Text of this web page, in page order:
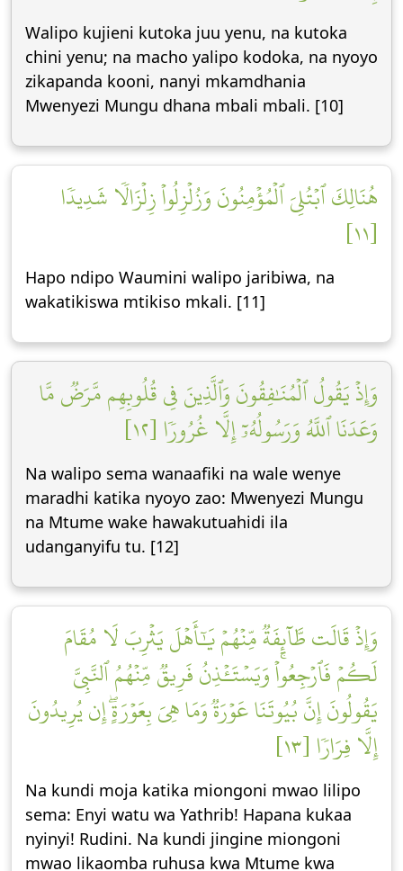
Walipo kujieni kutoka juu yenu, na kutoka
chini yenu; na macho yalipo kodoka, na nyoyo
zikapanda kooni, nanyi mkamdhania
Mwenyezi Mungu dhana mbali mbali. [10]
هُنَالِكَ ٱبۡتُلِيَ ٱلۡمُؤۡمِنُونَ وَزُلۡزِلُواْ زِلۡزَالٗا شَدِيدٗا
[١١]
Hapo ndipo Waumini walipo jaribiwa, na
wakatikiswa mtikiso mkali. [11]
وَإِذۡ يَقُولُ ٱلۡمُنَٰفِقُونَ وَٱلَّذِينَ فِي قُلُوبِهِم مَّرَضٞ مَّا
وَعَدَنَا ٱللَّهُ وَرَسُولُهُۥٓ إِلَّا غُرُورٗا [١٢]
Na walipo sema wanaafiki na wale wenye
maradhi katika nyoyo zao: Mwenyezi Mungu
na Mtume wake hawakutuahidi ila
udanganyifu tu. [12]
وَإِذۡ قَالَت طَّآئِفَةٞ مِّنۡهُمۡ يَٰٓأَهۡلَ يَثۡرِبَ لَا مُقَامَ
لَكُمۡ فَٱرۡجِعُواْۚ وَيَسۡتَـٔۡذِنُ فَرِيقٞ مِّنۡهُمُ ٱلنَّبِيَّ
يَقُولُونَ إِنَّ بُيُوتَنَا عَوۡرَةٞ وَمَا هِيَ بِعَوۡرَةٍۖ إِن يُرِيدُونَ
إِلَّا فِرَارٗا [١٣]
Na kundi moja katika miongoni mwao lilipo
sema: Enyi watu wa Yathrib! Hapana kukaa
nyinyi! Rudini. Na kundi jingine miongoni
mwao likaomba ruhusa kwa Mtume kwa